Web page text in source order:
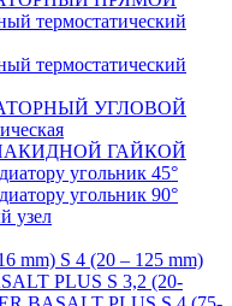
термостатический
термостатический
УГЛОВОЙ
ГАЙКОЙ
угольник 45°
угольник 90°
узел
mm) S 4 (20 – 125 mm)
PLUS S 3,2 (20-